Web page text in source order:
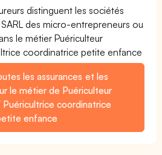
distinguent les sociétés
des micro-entrepreneurs ou
le métier Puériculteur
coordinatrice petite enfance
les assurances et les
le métier de Puériculteur
coordinatrice
enfance